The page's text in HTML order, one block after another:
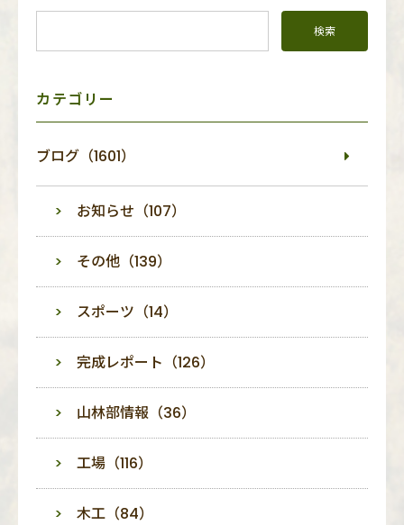
ニ
カテゴリー
ブログ（1601）
お知らせ（107）
その他（139）
スポーツ（14）
完成レポート（126）
山林部情報（36）
工場（116）
木工（84）